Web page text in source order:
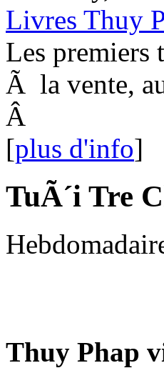
Livres Thuy
Les premiers
Ã la vente,
Â
[plus d'info]
TuÃ´i Tre
Thuy Phap